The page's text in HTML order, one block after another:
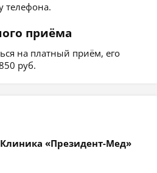
телефона.
приёма
на платный приём, его
руб.
«Президент-Мед»